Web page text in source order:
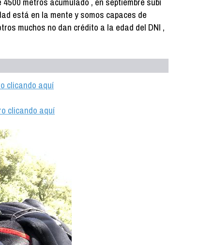
está en la mente y somos capaces de
muchos no dan crédito a la edad del DNI ,
clicando aquí
clicando aquí